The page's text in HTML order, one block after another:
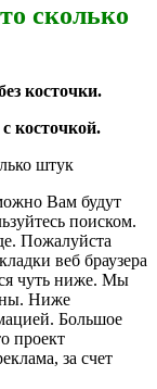
сколько
косточки.
косточкой.
Вам будут
поиском.
Пожалуйста
веб браузера
чуть ниже. Мы
Ниже
Большое
проект
за счет